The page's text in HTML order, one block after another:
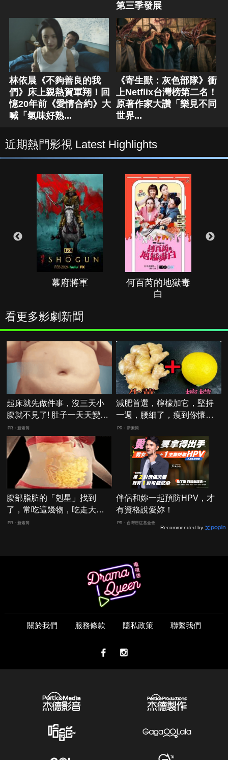
第三季發展
林依晨《不夠善良的我
們》床上親熱賀軍翔！回
憶20年前《愛情合約》大
喊「氣味好熟...
《寄生獸：灰色部隊》衝
上Netflix台灣榜第二名！
原著作家大讚「樂見不同
世界...
近期熱門影視 Latest Highlights
幕府將軍
何百芮的地獄毒
白
看更多影劇新聞
起床就先做件事，沒三天小
腹就不見了! 肚子一天天變
小！
PR・新素簡
減肥首選，檸檬加它，堅持
一週，腰細了，瘦到你懷疑
人生
PR・新素簡
腹部脂肪的「剋星」找到
了，常吃這幾物，吃走大肚
囊，瘦出小蠻腰
PR・新素簡
伴侶和妳一起預防HPV，才
有資格說愛妳！
PR・台灣癌症基金會
Recommended by
關於我們 服務條款 隱私政策 聯繫我們